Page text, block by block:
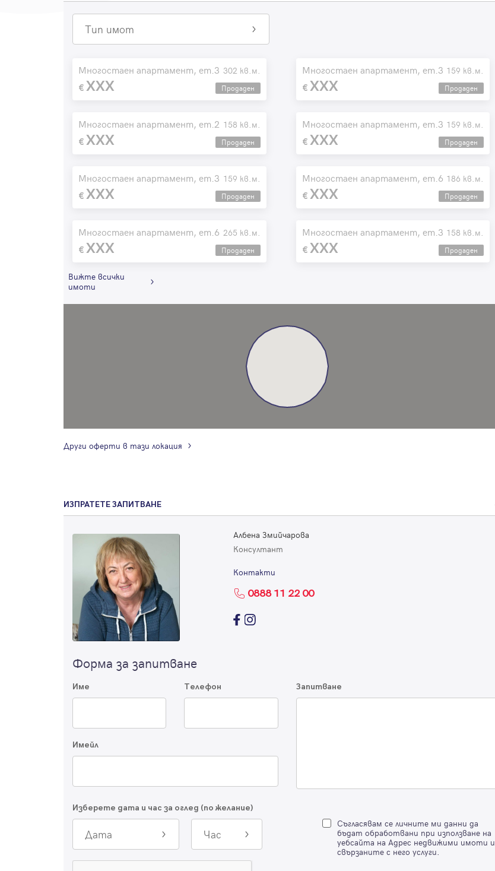
Тип имот
Многостаен апартамент, ет.3 302 кв.м.
XXX Продаден
Многостаен апартамент, ет.3 159 кв.м.
XXX Продаден
Многостаен апартамент, ет.2 158 кв.м.
XXX Продаден
Многостаен апартамент, ет.3 159 кв.м.
XXX Продаден
Многостаен апартамент, ет.3 159 кв.м.
XXX Продаден
Многостаен апартамент, ет.6 186 кв.м.
XXX Продаден
Многостаен апартамент, ет.6 265 кв.м.
XXX Продаден
Многостаен апартамент, ет.3 158 кв.м.
XXX Продаден
Вижте всички
имоти
Други оферти в тази локация
ИЗПРАТЕТЕ ЗАПИТВАНЕ
Албена Змийчарова
Консултант
Контакти
0888 11 22 00
Форма за запитване
Име Телефон
Имейл
Запитване
Изберете дата и час за оглед (по желание)
Дата Час
Съгласявам се личните ми данни да
бъдат обработвани при използване на
уебсайта на Адрес недвижими имоти и
свързаните с него услуги.
по-подробна информация.
или влезте с имейл